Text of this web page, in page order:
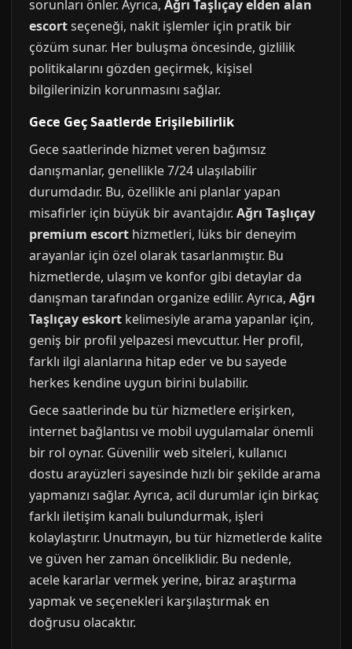
sorunları önler. Ayrıca, Ağrı Taşlıçay elden alan
escortseçeneği, nakit işlemler için pratik bir
çözüm sunar. Her buluşma öncesinde, gizlilik
politikalarını gözden geçirmek, kişisel
bilgilerinizin korunmasını sağlar.
Gece Geç Saatlerde Erişilebilirlik
Gece saatlerinde hizmet veren bağımsız
danışmanlar, genellikle 7/24 ulaşılabilir
durumdadır. Bu, özellikle ani planlar yapan
misafirler için büyük bir avantajdır. Ağrı Taşlıçay
premium escort hizmetleri, lüks bir deneyim
arayanlar için özel olarak tasarlanmıştır. Bu
hizmetlerde, ulaşım ve konfor gibi detaylar da
danışman tarafından organize edilir. Ayrıca, Ağrı
Taşlıçay eskort kelimesiyle arama yapanlar için,
geniş bir profil yelpazesi mevcuttur. Her profil,
farklı ilgi alanlarına hitap eder ve bu sayede
herkes kendine uygun birini bulabilir.
Gece saatlerinde bu tür hizmetlere erişirken,
internet bağlantısı ve mobil uygulamalar önemli
bir rol oynar. Güvenilir web siteleri, kullanıcı
dostu arayüzleri sayesinde hızlı bir şekilde arama
yapmanızı sağlar. Ayrıca, acil durumlar için birkaç
farklı iletişim kanalı bulundurmak, işleri
kolaylaştırır. Unutmayın, bu tür hizmetlerde kalite
ve güven her zaman önceliklidir. Bu nedenle,
acele kararlar vermek yerine, biraz araştırma
yapmak ve seçenekleri karşılaştırmak en
doğrusu olacaktır.